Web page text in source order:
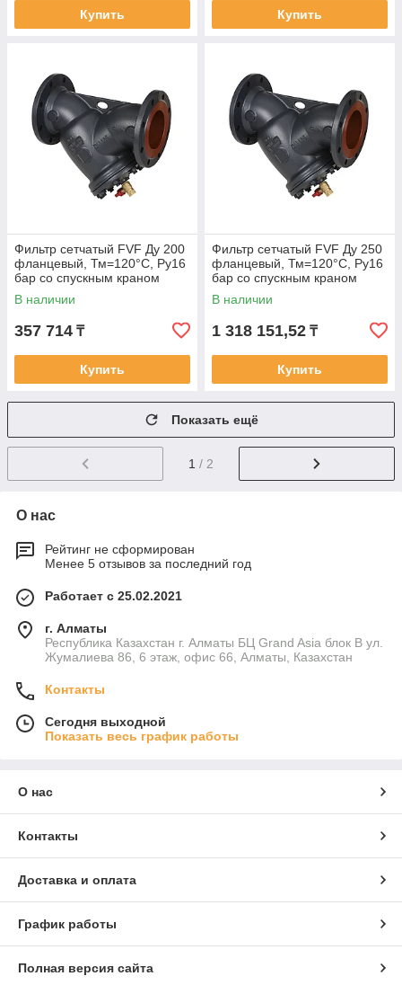
Купить Купить
Фильтр сетчатый FVF Ду 200
фланцевый, Тм=120°С, Ру16
бар со спускным краном
В наличии
357 714 ₸
Купить
Фильтр сетчатый FVF Ду 250
фланцевый, Тм=120°С, Ру16
бар со спускным краном
В наличии
1 318 151,52 ₸
Купить
Показать ещё
1 / 2
О нас
Рейтинг не сформирован
Менее 5 отзывов за последний год
Работает с 25.02.2021
г. Алматы
Республика Казахстан г. Алматы БЦ Grand Asia блок B ул.
Жумалиева 86, 6 этаж, офис 66, Алматы, Казахстан
Контакты
Сегодня выходной
Показать весь график работы
О нас
Контакты
Доставка и оплата
График работы
Полная версия сайта